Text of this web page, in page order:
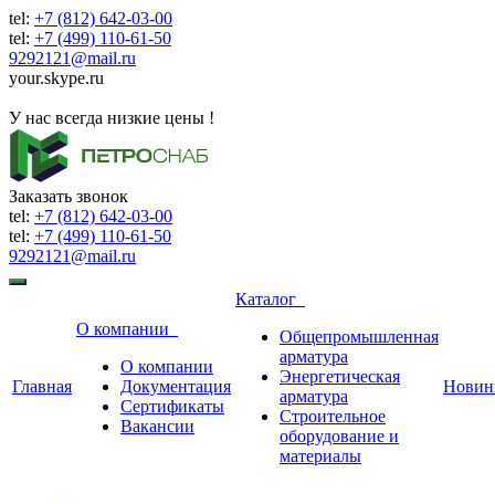
tel: +7 (812) 642-03-00
tel: +7 (499) 110-61-50
9292121@mail.ru
your.skype.ru
У нас всегда низкие цены !
Заказать звонок
tel: +7 (812) 642-03-00
tel: +7 (499) 110-61-50
9292121@mail.ru
Главная
О компании
О компании
Документация
Сертификаты
Вакансии
Каталог
Общепромышленная
арматура
Энергетическая
арматура
Строительное
оборудование и
материалы